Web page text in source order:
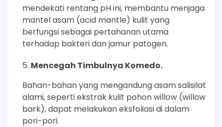
mendekati rentang pH ini, membantu menjaga
mantel asam (acid mantle) kulit yang
berfungsi sebagai pertahanan utama
terhadap bakteri dan jamur patogen.
Mencegah Timbulnya Komedo.
Bahan-bahan yang mengandung asam salisilat
alami, seperti ekstrak kulit pohon willow (willow
bark), dapat melakukan eksfoliasi di dalam
pori-pori.